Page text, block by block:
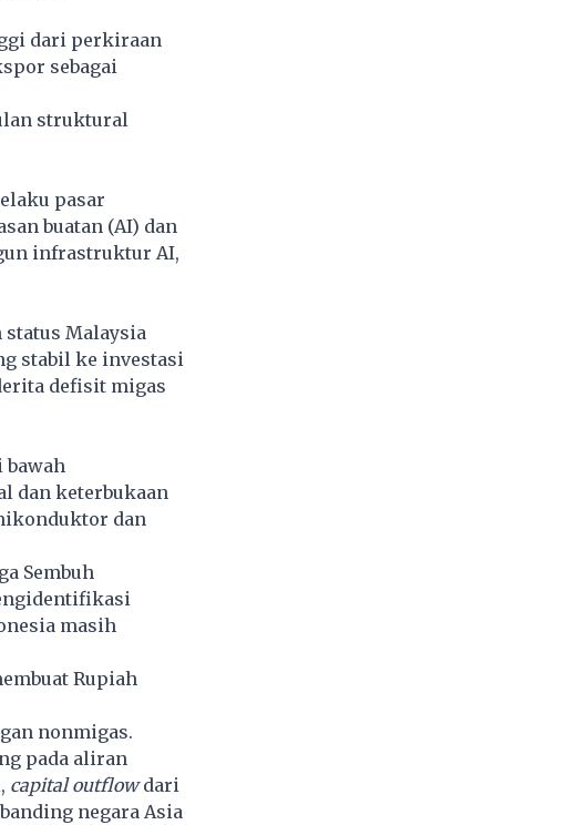
dari perkiraan
sebagai
struktural
pasar
buatan (AI) dan
infrastruktur AI,
Malaysia
stabil ke investasi
defisit migas
dan keterbukaan
dan
Sembuh
masih
Rupiah
nonmigas.
pada aliran
capital outflowdari
negara Asia